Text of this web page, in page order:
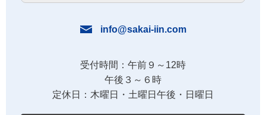
info@sakai-iin.com
受付時間：午前９～12時
午後３～６時
定休日：木曜日・土曜日午後・日曜日